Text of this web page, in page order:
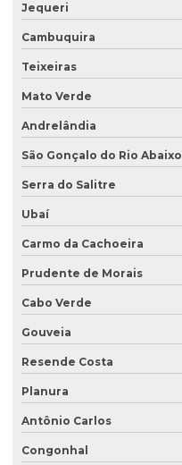
Jequeri
Cambuquira
Teixeiras
Mato Verde
Andrelândia
São Gonçalo do Rio Abaixo
Serra do Salitre
Ubaí
Carmo da Cachoeira
Prudente de Morais
Cabo Verde
Gouveia
Resende Costa
Planura
Antônio Carlos
Congonhal